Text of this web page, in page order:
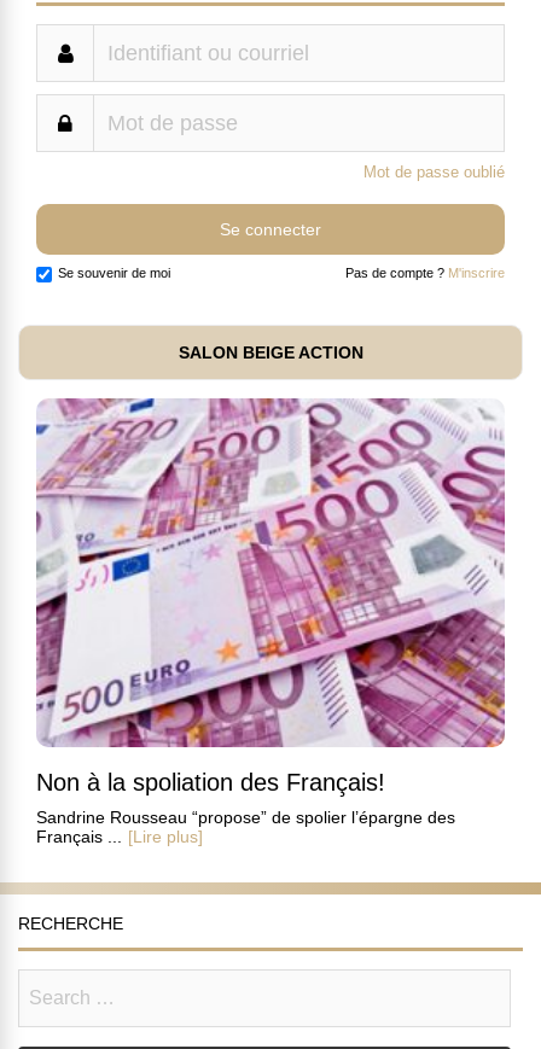
Mot de passe oublié
Se souvenir de moi Pas de compte ? M'inscrire
SALON BEIGE ACTION
Non à la spoliation des Français!
Sandrine Rousseau “propose” de spolier l’épargne des
Français ...
[Lire plus]
RECHERCHE